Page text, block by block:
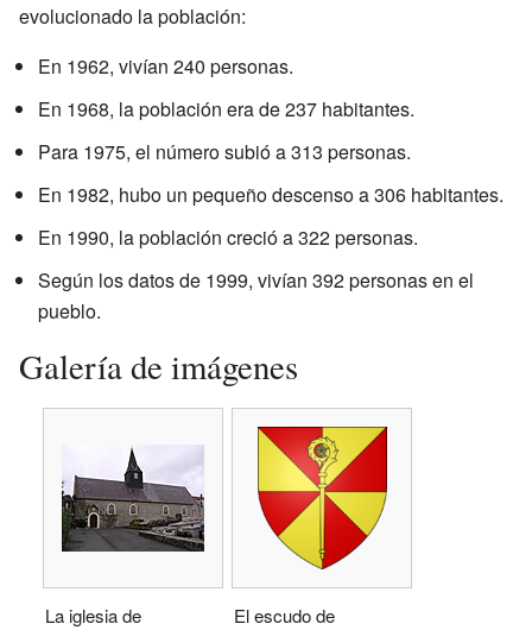
evolucionado la población:
En 1962, vivían 240 personas.
En 1968, la población era de 237 habitantes.
Para 1975, el número subió a 313 personas.
En 1982, hubo un pequeño descenso a 306 habitantes.
En 1990, la población creció a 322 personas.
Según los datos de 1999, vivían 392 personas en el
pueblo.
Galería de imágenes
La iglesia de
El escudo de